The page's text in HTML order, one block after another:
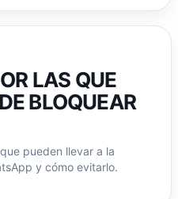
LAS QUE
BLOQUEAR
pueden llevar a la
y cómo evitarlo.